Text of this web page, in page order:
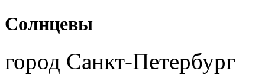
Солнцевы
город Санкт-Петербург